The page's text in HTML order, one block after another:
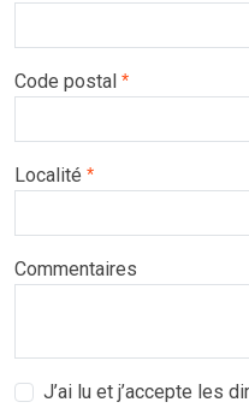
Code postal *
Localité *
Commentaires
J’ai lu et j’accepte les